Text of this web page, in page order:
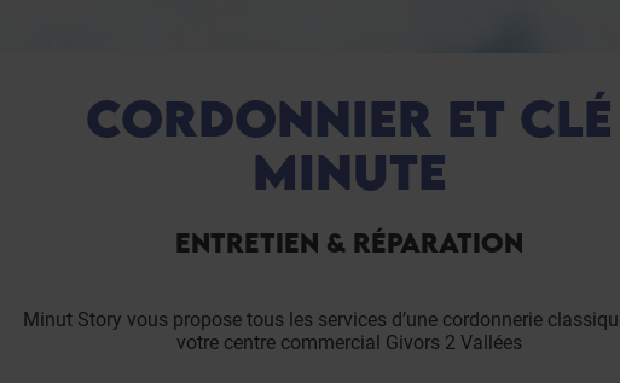
CORDONNIER ET CLÉ
MINUTE
ENTRETIEN & RÉPARATION
Minut Story vous propose tous les services d’une cordonnerie
votre centre commercial Givors 2 Vallées